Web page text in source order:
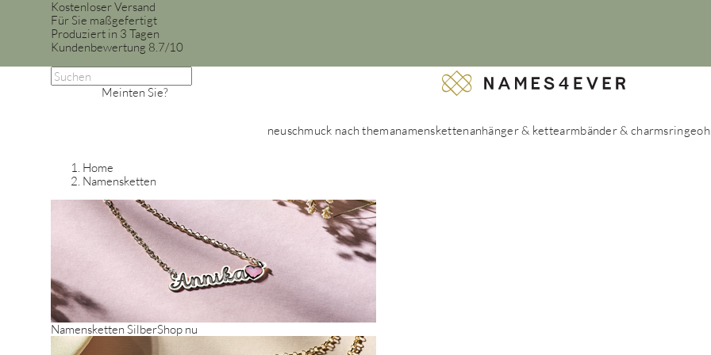
Kostenloser Versand
Für Sie maßgefertigt
Produziert in 3 Tagen
Kundenbewertung 8.7/10
Meinten Sie?
neuschmuck nach themanamenskettenanhänger & kettearmbänder & charmsringe
Home
Namensketten
Namensketten SilberShop nu